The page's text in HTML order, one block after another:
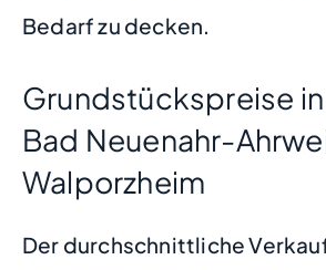
Bedarf zu decken.
Grundstückspreise
Bad Neuenahr-
Walporzheim
Der durchschnittliche